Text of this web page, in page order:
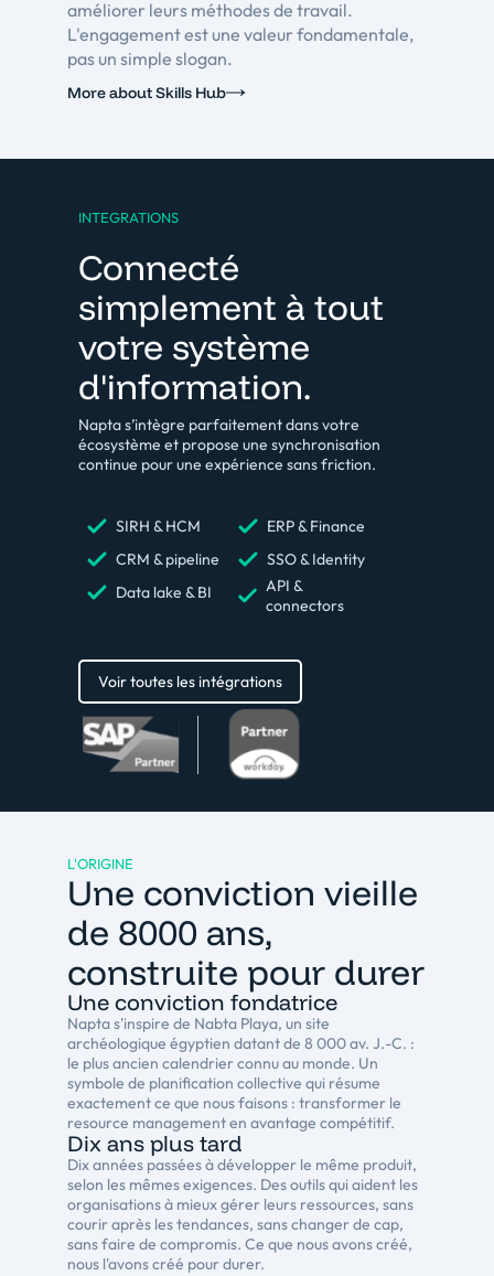
améliorer leurs méthodes de travail.
L'engagement est une valeur fondamentale,
pas un simple slogan.
More about Skills Hub
INTEGRATIONS
Connecté
simplement à tout
votre système
d'information.
Napta s’intègre parfaitement dans votre
écosystème et propose une synchronisation
continue pour une expérience sans friction.
SIRH & HCM
CRM & pipeline
Data lake & BI
ERP & Finance
SSO & Identity
API &
connectors
Voir toutes les intégrations
L'ORIGINE
Une conviction vieille
de 8000 ans,
construite pour durer
Une conviction fondatrice
Napta s'inspire de Nabta Playa, un site
archéologique égyptien datant de 8 000 av. J.-C. :
le plus ancien calendrier connu au monde. Un
symbole de planification collective qui résume
exactement ce que nous faisons : transformer le
resource management en avantage compétitif.
Dix ans plus tard
Dix années passées à développer le même produit,
selon les mêmes exigences. Des outils qui aident les
organisations à mieux gérer leurs ressources, sans
courir après les tendances, sans changer de cap,
sans faire de compromis. Ce que nous avons créé,
nous l'avons créé pour durer.